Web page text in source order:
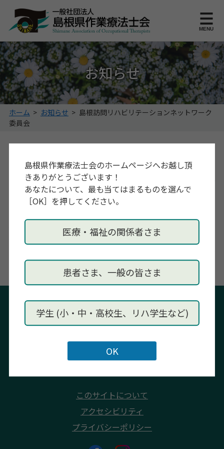
島根県作業療法士会のホームページへお越し頂
きありがとうございます！
あなたについて、最も当てはまるものを選んで
［OK］を押してください。
医療・福祉の関係者さま
患者さま、一般の皆さま
学生 (小・中・高校生、リハ学生など)
このページの本文へ
MENU
お知らせ
こ
の
ー
ホーム > お知らせ > 島根訪問リハビリテーションネットワーク
委員会
ーク委員会からのお知らせ
他団体主催
2025年12月18日
[島根訪問リハビリテーションネットワーク委員会]
令和7年度しまねリハビリテーションネットワーク訪問リ
ハビリテーション研修会（実務者研修会）
一般社団法人島根県作業療法士会事務局
大田市立病院 作業療法室内
このサイトについて
アクセシビリティ
プライバシーポリシー